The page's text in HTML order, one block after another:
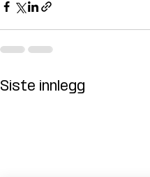
Siste innlegg